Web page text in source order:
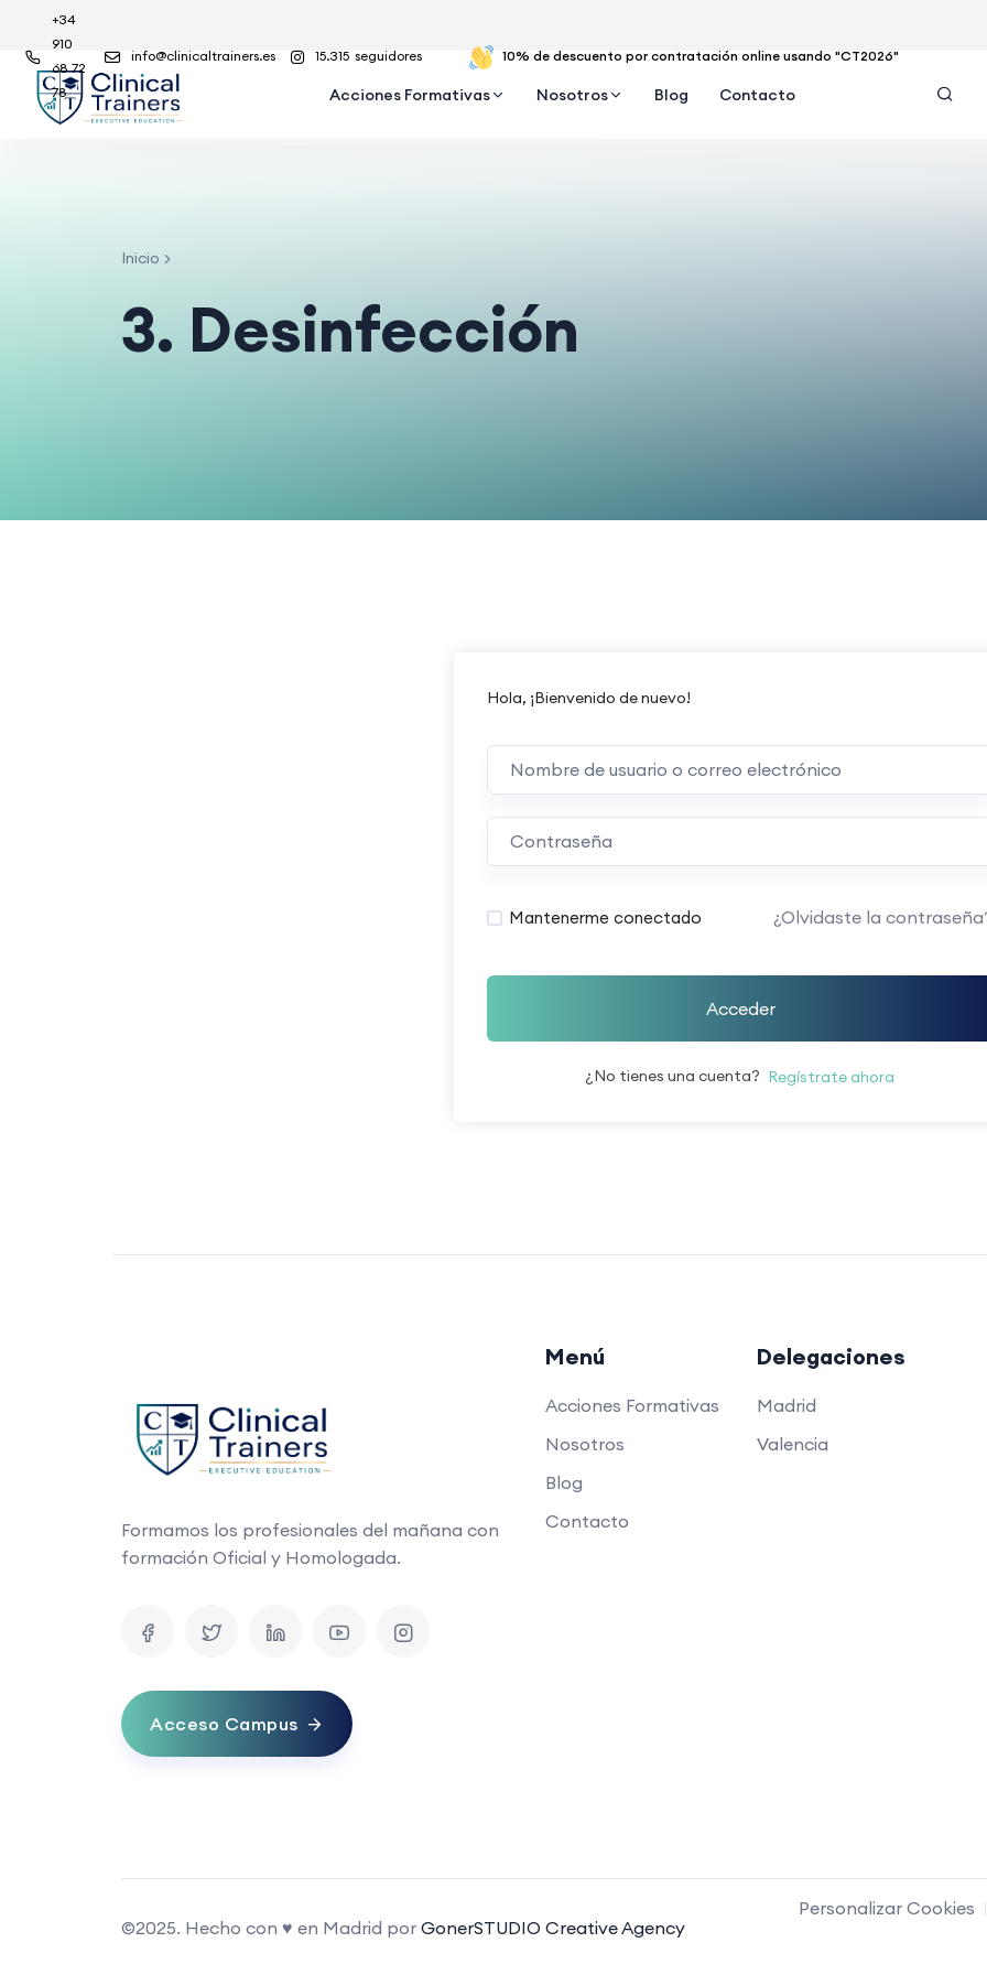
15.315 seguidores
info@clinicaltrainers.es
+34
910
68 72
78
10% de descuento por contratación online usando "CT2026"
Acciones Formativas Nosotros Blog Contacto
Inicio
3. Desinfección
Hola, ¡Bienvenido de nuevo!
Mantenerme conectado ¿Olvidaste la
Acceder
¿No tienes una cuenta? Regístrate ahora
Formamos los profesionales del mañana con
formación Oficial y Homologada.
Acceso Campus
Menú
Acciones Formativas
Nosotros
Blog
Contacto
Delegaciones
Madrid
Valencia
©2025. Hecho con ♥ en Madrid por GonerSTUDIO Creative Agency
Personalizar Cookies